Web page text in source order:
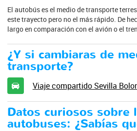
El autobús es el medio de transporte
este trayecto pero no el más rápido. De
largo en comparación con el avión o el tren.
¿Y si cambiaras de
transporte?
Viaje compartido Sevilla
Datos curiosos sobre
autobuses: ¿Sabías